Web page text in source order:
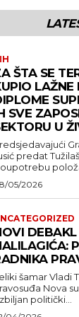
ŠTA SE
LAŽNE
SVE
U
predat
05/2026
šamar Vladi
Nova sudska odluka predstavlja
politički...